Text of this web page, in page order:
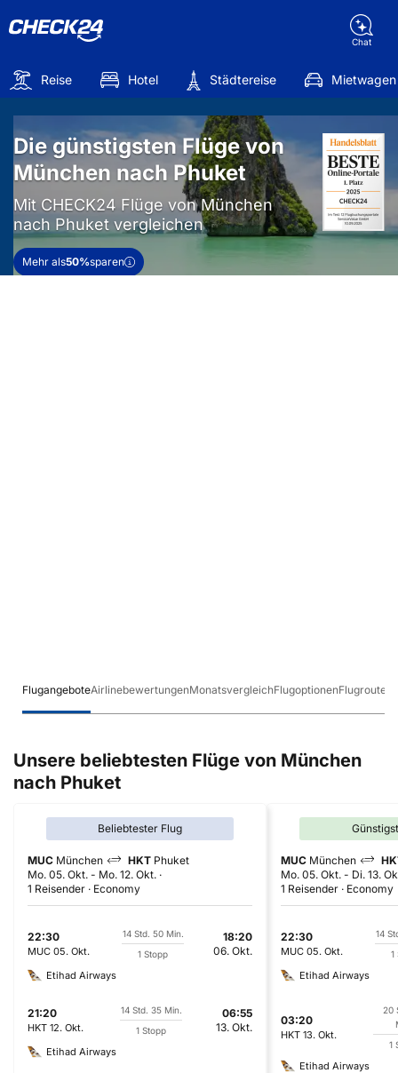
Chat
Reise Hotel Städtereise Mietwagen
Die günstigsten Flüge von
München nach Phuket
Mit CHECK24 Flüge von München
nach Phuket vergleichen
Mehr als50%sparen
FlugangeboteAirlinebewertungenMonatsvergleichFlugoptionenFlugrouten
Unsere beliebtesten Flüge von München
nach Phuket
Beliebtester Flug
MUC München HKT Phuket
Mo. 05. Okt. - Mo. 12. Okt.
1 Reisender
Economy
22:30
MUC 05. Okt.
14 Std. 50 Min.
1 Stopp
18:20
06. Okt.
Etihad Airways
21:20
HKT 12. Okt.
14 Std. 35 Min.
1 Stopp
06:55
13. Okt.
Etihad Airways
MUC München
Mo. 05. Okt. - Di. 13.
1 Reisender
Economy
22:30
MUC 05. Okt.
14
1
Etihad Airways
03:20
HKT 13. Okt.
20
1
Etihad Airways